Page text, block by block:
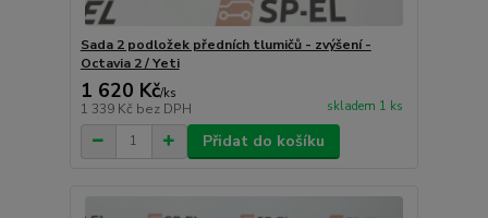
Sada 2 podložek předních tlumičů - zvýšení -
Octavia 2 / Yeti
1 620 Kč/ks
1 339 Kč bez DPH skladem 1 ks
Přidat do košíku